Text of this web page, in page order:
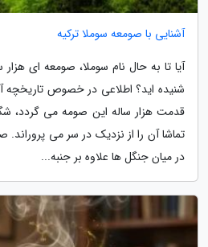
آشنایی با صومعه سوملا ترکیه
آیا تا به حال نام سوملا، صومعه ای هزار
شنیده اید؟ اطلاعی در خصوص
قدمت هزار ساله این صومه می گردد،
تماشا آن را از نزدیک در سر می
در میان جنگل ها علاوه بر جنبه...